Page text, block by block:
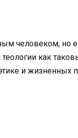
человеком, но
как
и жизненных